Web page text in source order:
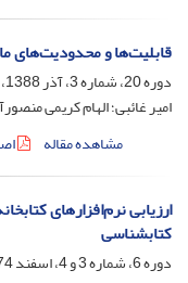
قابلیت‌ها و محدودیت‌های
دوره 20، شماره 3، آذر 1388، صفحه
امیر غائبی؛ الهام کریمی
مشاهده مقاله
ارزیابی نرم‌افزارهای
کتابشناسی
دوره 6، شماره 3 و 4، اسفند 1374، صفحه